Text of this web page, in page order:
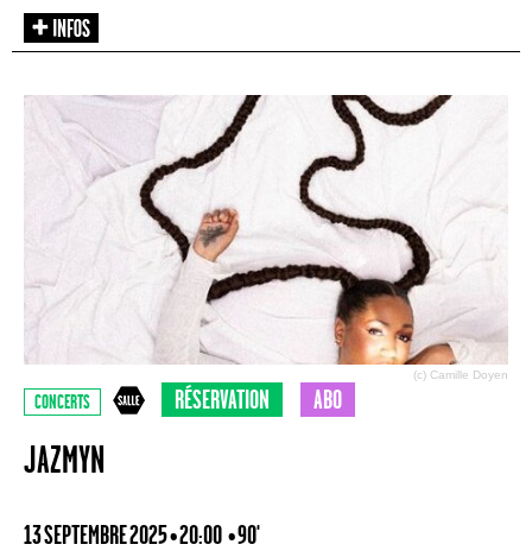
(c) Camille Doyen
CONCERTS RÉSERVATION ABO
JAZMYN
13 SEPTEMBRE 2025 • 20:00 • 90'